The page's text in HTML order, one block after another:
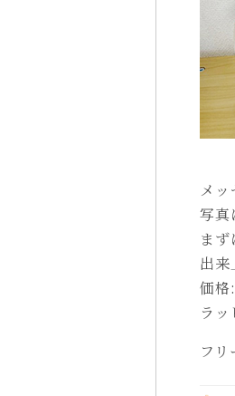
メ
写真
ま
出
価格
ラ
フ